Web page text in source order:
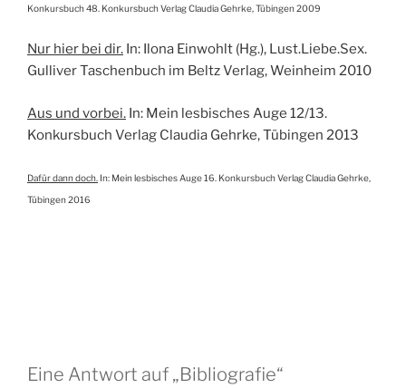
Konkursbuch 48. Konkursbuch Verlag Claudia Gehrke, Tübingen 2009
Nur hier bei dir. In: Ilona Einwohlt (Hg.), Lust.Liebe.Sex.
Gulliver Taschenbuch im Beltz Verlag, Weinheim 2010
Aus und vorbei. In: Mein lesbisches Auge 12/13.
Konkursbuch Verlag Claudia Gehrke, Tübingen 2013
Dafür dann doch. In: Mein lesbisches Auge 16. Konkursbuch Verlag Claudia Gehrke,
Tübingen 2016
Eine Antwort auf „Bibliografie“